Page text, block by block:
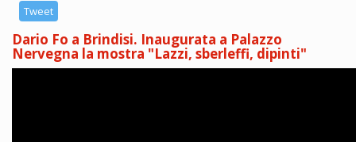
Tweet
Dario Fo a Brindisi. Inaugurata a Palazzo
Nervegna la mostra "Lazzi, sberleffi, dipinti"